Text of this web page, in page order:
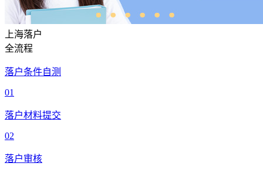
上海落户
全流程
落户条件自测
01
落户材料提交
02
落户审核